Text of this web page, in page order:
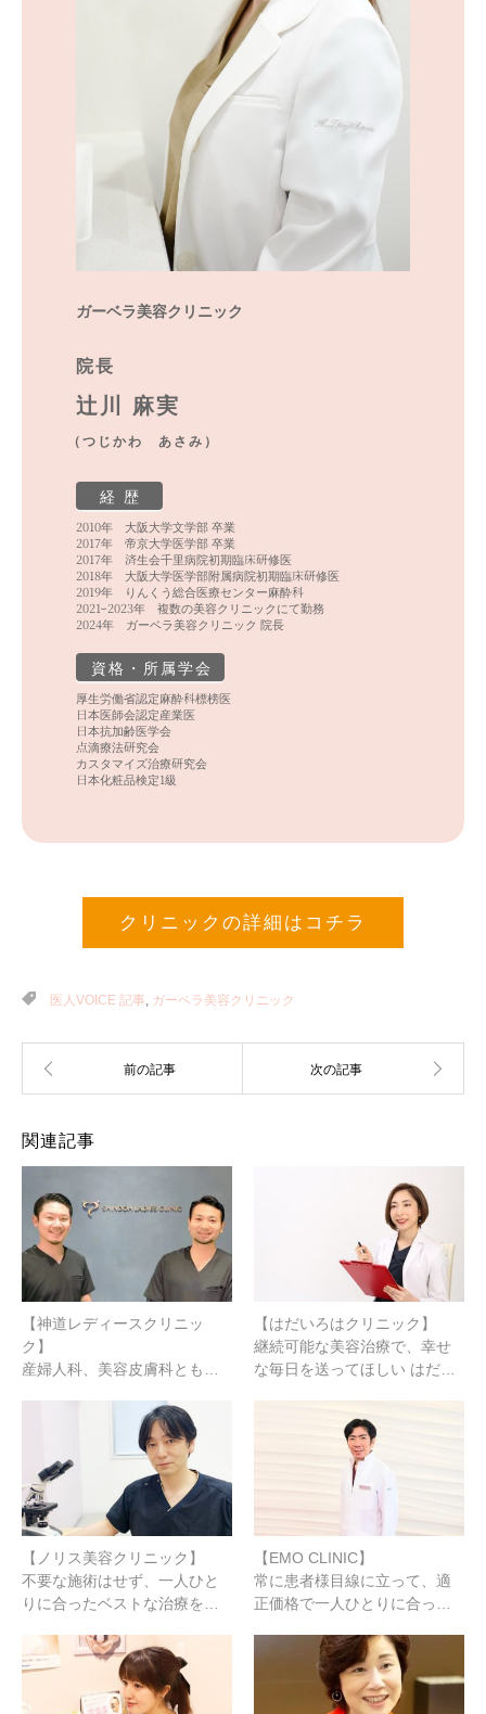
ガーベラ美容クリニック
院長
辻川 麻実
（つじかわ あさみ）
経 歴
2010年 大阪大学文学部 卒業
2017年 帝京大学医学部 卒業
2017年 済生会千里病院初期臨床研修医
2018年 大阪大学医学部附属病院初期臨床研修医
2019年 りんくう総合医療センター麻酔科
2021ｰ2023年 複数の美容クリニックにて勤務
2024年 ガーベラ美容クリニック 院長
資格・所属学会
厚生労働省認定麻酔科標榜医
日本医師会認定産業医
日本抗加齢医学会
点滴療法研究会
カスタマイズ治療研究会
日本化粧品検定1級
クリニックの詳細はコチラ
医人VOICE 記事, ガーベラ美容クリニック
関連記事
【神道レディースクリニッ
ク】
産婦人科、美容皮膚科とも…
【はだいろはクリニック】
継続可能な美容治療で、幸せ
な毎日を送ってほしい はだ…
【ノリス美容クリニック】
不要な施術はせず、一人ひと
りに合ったベストな治療を…
【EMO CLINIC】
常に患者様目線に立って、適
正価格で一人ひとりに合っ…